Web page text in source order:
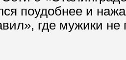
поудобнее и
где мужики